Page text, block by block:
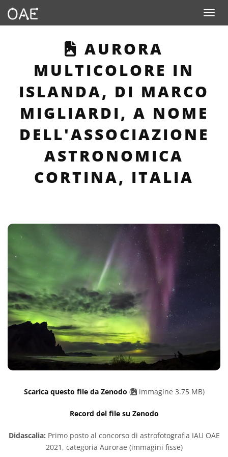
Toggle
THIS PAGE
AURORA
MULTICOLORE IN
ISLANDA, DI MARCO
MIGLIARDI, A NOME
DELL'ASSOCIAZIONE
ASTRONOMICA
CORTINA, ITALIA
Scarica questo file da Zenodo ( immagine 3.75 MB)
Record del file su Zenodo
Didascalia: Primo posto al concorso di astrofotografia IAU OAE
2021, categoria Aurorae (immagini fisse)